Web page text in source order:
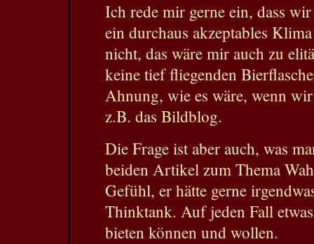
Ich rede mir gerne ein, dass
ein durchaus akzeptables
nicht, das wäre mir auch zu
keine tief fliegenden
Ahnung, wie es wäre, wenn
z.B. das Bildblog.
Die Frage ist aber auch, was
beiden Artikel zum Thema
Gefühl, er hätte gerne
Thinktank. Auf jeden Fall
bieten können und wollen.